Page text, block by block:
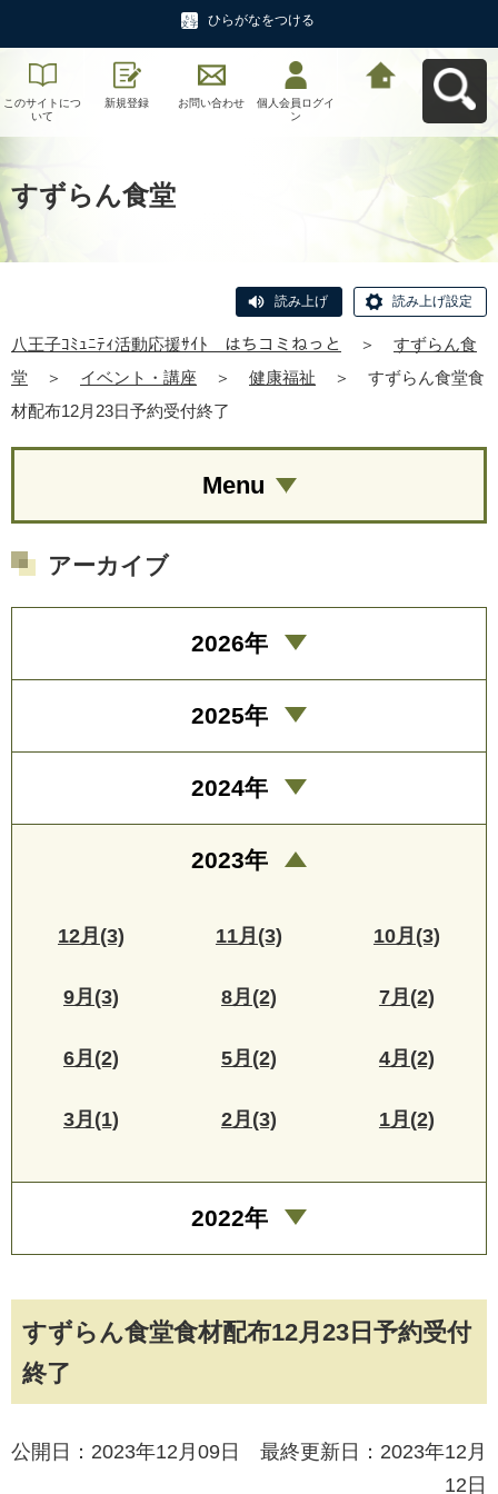
ひらがなをつける
このサイトにつ
いて
新規登録 お問い合わせ
個人会員ログイ
ン
すずらん食堂
読み上げ 読み上げ設定
八王子ｺﾐｭﾆﾃｨ活動応援ｻｲﾄ はちコミねっと ＞
すずらん食
堂
＞ イベント・講座 ＞ 健康福祉 ＞
すずらん食堂食
材配布12月23日予約受付終了
すずらん食堂食材配布12月23日予約受付
終了
公開日：2023年12月09日 最終更新日：2023年12月
12日
Menu
アーカイブ
2026年
2025年
2024年
2023年
12月(3) 11月(3) 10月(3)
9月(3) 8月(2) 7月(2)
6月(2) 5月(2) 4月(2)
3月(1) 2月(3) 1月(2)
2022年